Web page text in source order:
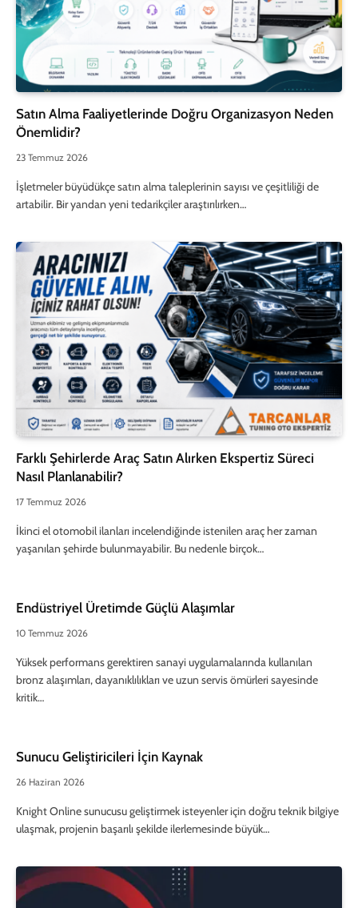
Satın Alma Faaliyetlerinde Doğru Organizasyon Neden
Önemlidir?
23 Temmuz 2026
İşletmeler büyüdükçe satın alma taleplerinin sayısı ve çeşitliliği de
artabilir. Bir yandan yeni tedarikçiler araştırılırken…
Farklı Şehirlerde Araç Satın Alırken Ekspertiz Süreci
Nasıl Planlanabilir?
17 Temmuz 2026
İkinci el otomobil ilanları incelendiğinde istenilen araç her zaman
yaşanılan şehirde bulunmayabilir. Bu nedenle birçok…
Endüstriyel Üretimde Güçlü Alaşımlar
10 Temmuz 2026
Yüksek performans gerektiren sanayi uygulamalarında kullanılan
bronz alaşımları, dayanıklılıkları ve uzun servis ömürleri sayesinde
kritik…
Sunucu Geliştiricileri İçin Kaynak
26 Haziran 2026
Knight Online sunucusu geliştirmek isteyenler için doğru teknik bilgiye
ulaşmak, projenin başarılı şekilde ilerlemesinde büyük…